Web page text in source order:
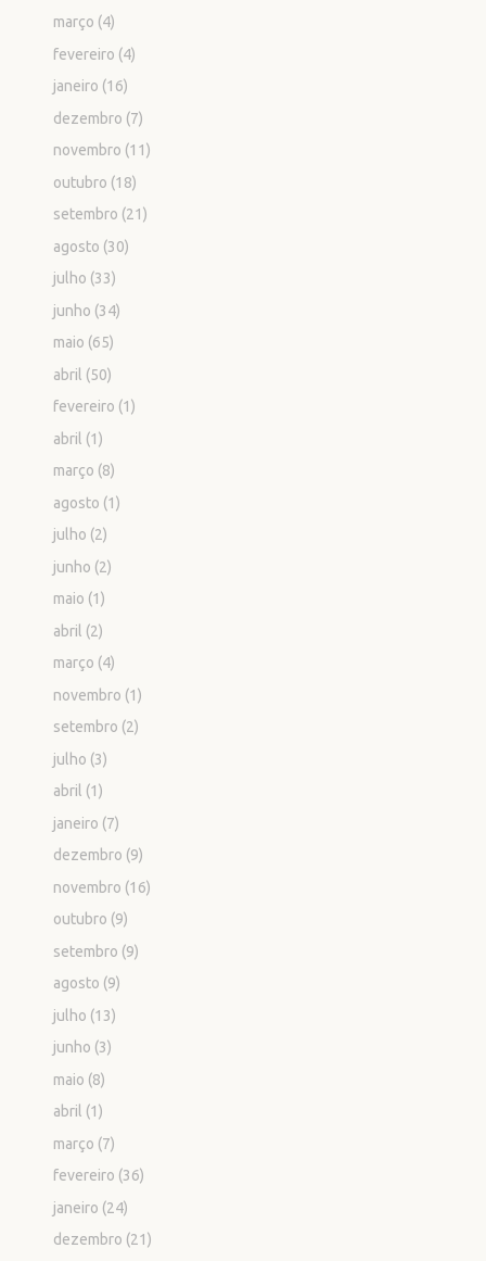
março (4)
fevereiro (4)
janeiro (16)
dezembro (7)
novembro (11)
outubro (18)
setembro (21)
agosto (30)
julho (33)
junho (34)
maio (65)
abril (50)
fevereiro (1)
abril (1)
março (8)
agosto (1)
julho (2)
junho (2)
maio (1)
abril (2)
março (4)
novembro (1)
setembro (2)
julho (3)
abril (1)
janeiro (7)
dezembro (9)
novembro (16)
outubro (9)
setembro (9)
agosto (9)
julho (13)
junho (3)
maio (8)
abril (1)
março (7)
fevereiro (36)
janeiro (24)
dezembro (21)